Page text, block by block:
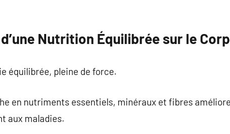
Nutrition Équilibrée sur le
équilibrée, pleine de force.
en nutriments essentiels, minéraux et fibres
aux maladies.